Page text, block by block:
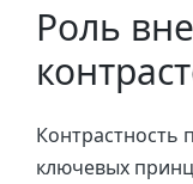
Роль
Контрастность
ключевых